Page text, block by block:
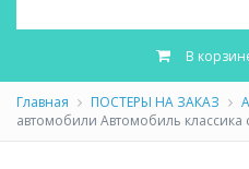
В
Главная ПОСТЕРЫ НА ЗАКАЗ
автомобили Автомобиль классика